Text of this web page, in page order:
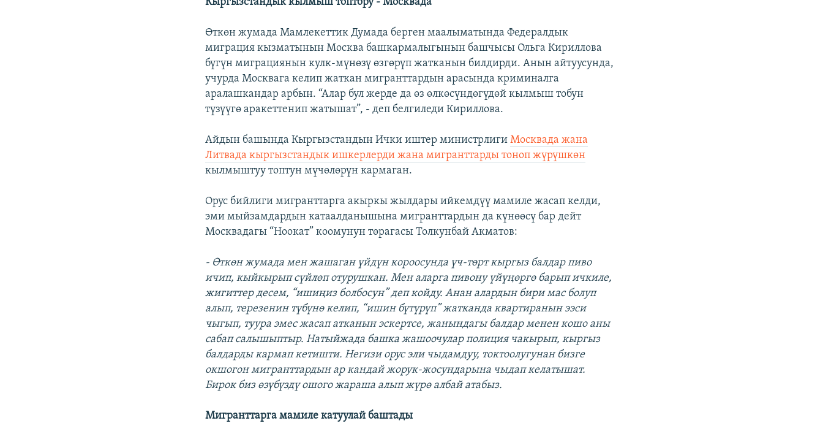
Өткөн жумада Мамлекеттик Думада берген маалыматында Федералдык
миграция кызматынын Москва башкармалыгынын башчысы Ольга Кириллова
бүгүн миграциянын кулк-мүнөзү өзгөрүп жатканын билдирди. Анын айтуусунда,
учурда Москвага келип жаткан мигранттардын арасында криминалга
аралашкандар арбын. “Алар бул жерде да өз өлкөсүндөгүдөй кылмыш тобун
түзүүгө аракеттенип жатышат”, - деп белгиледи Кириллова.
Айдын башында Кыргызстандын Ички иштер министрлигиМосквада жана
Литвада кыргызстандык ишкерлерди жана мигранттарды тоноп жүрүшкөн
кылмыштуу топтун мүчөлөрүн кармаган.
Орус бийлиги мигранттарга акыркы жылдары ийкемдүү мамиле жасап келди,
эми мыйзамдардын катаалданышына мигранттардын да күнөөсү бар дейт
Москвадагы “Ноокат” коомунун төрагасы Толкунбай Акматов:
- Өткөн жумада мен жашаган үйдүн короосунда үч-төрт кыргыз балдар пиво
ичип, кыйкырып сүйлөп отурушкан. Мен аларга пивону үйүңөргө барып ичкиле,
жигиттер десем, “ишиңиз болбосун” деп койду. Анан алардын бири мас болуп
алып, терезенин түбүнө келип, “ишин бүтүрүп” жатканда квартиранын ээси
чыгып, туура эмес жасап атканын эскертсе, жанындагы балдар менен кошо аны
сабап салышыптыр. Натыйжада башка жашоочулар полиция чакырып, кыргыз
балдарды кармап кетишти. Негизи орус эли чыдамдуу, токтоолугунан бизге
окшогон мигранттардын ар кандай жорук-жосундарына чыдап келатышат.
Бирок биз өзүбүздү ошого жараша алып жүрө албай атабыз.
Мигранттарга мамиле катуулай баштады